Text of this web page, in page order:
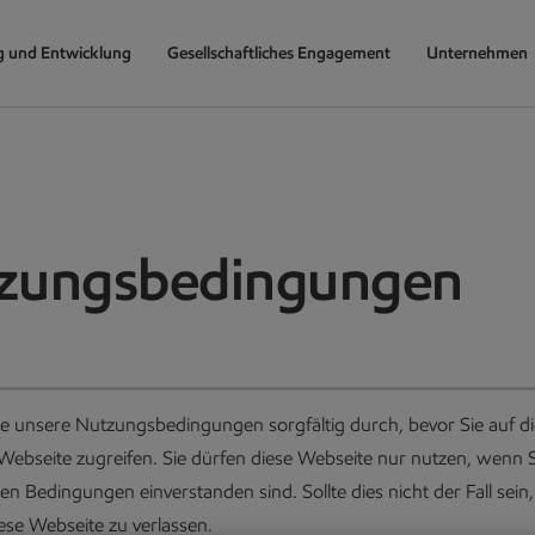
und Entwicklung Gesellschaftliches Engagement Unternehmen
unsere Nutzungsbedingungen sorgfältig durch, bevor Sie auf
zugreifen. Sie dürfen diese Webseite nur nutzen, wenn
Bedingungen einverstanden sind. Sollte dies nicht der Fall
Webseite zu verlassen.